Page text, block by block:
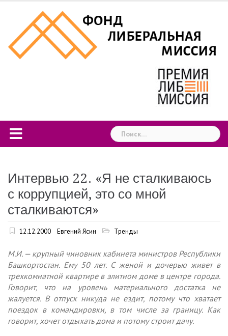
content
Найти:
Интервью 22. «Я не сталкиваюсь
с коррупцией, это со мной
сталкиваются»
12.12.2000 Евгений Ясин Тренды
М.И. — крупный чиновник кабинета министров Республики
Башкортостан. Ему 50 лет. С женой и дочерью живет в
трехкомнатной квартире в элитном доме в центре города.
Говорит, что на уровень материального достатка не
жалуется. В отпуск никуда не ездит, потому что хватает
поездок в командировки, в том числе за границу. Как
говорит, хочет отдыхать дома и потому строит дачу.